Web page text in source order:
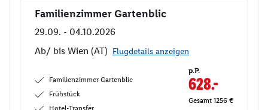
Buchen
Familienzimmer Gartenblic
29.09. - 04.10.2026
Ab/ bis Wien (AT) Flugdetails anzeigen
Familienzimmer Gartenblic
Frühstück
Hotel-Transfer
p.P.
628.-
Gesamt 1256 €